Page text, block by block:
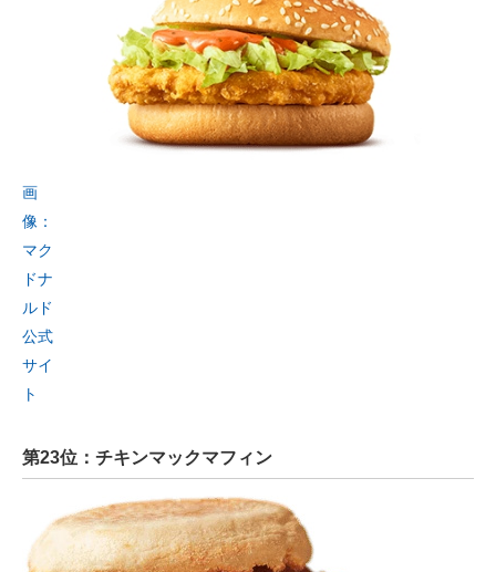
画
像：
マク
ドナ
ルド
公式
サイ
ト
第23位：チキンマックマフィン